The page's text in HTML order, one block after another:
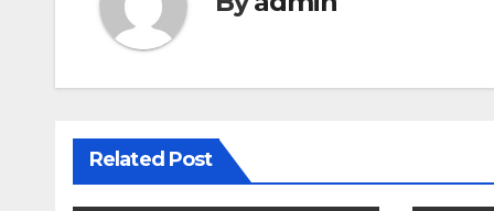
Related Post